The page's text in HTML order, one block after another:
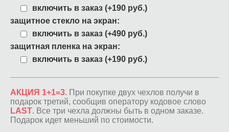
включить в заказ (+190 руб.)
защитное стекло на экран:
включить в заказ (+490 руб.)
защитная пленка на экран:
включить в заказ (+190 руб.)
АКЦИЯ 1+1=3. При покупке двух чехлов получи в
подарок третий, сообщив оператору кодовое слово
LAST. Все три чехла должны быть в одном заказе.
Подарок идет меньший по стоимости.